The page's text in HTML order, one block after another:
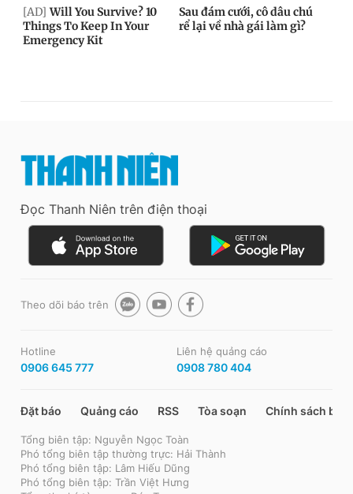
Đọc Thanh Niên trên điện thoại
Theo dõi báo trên
Hotline
0906 645 777
Liên hệ quảng cáo
0908 780 404
Đặt báo Quảng cáo RSS Tòa soạn Chính sách bảo
Tổng biên tập: Nguyễn Ngọc Toàn
Phó tổng biên tập thường trực: Hải Thành
Phó tổng biên tập: Lâm Hiếu Dũng
Phó tổng biên tập: Trần Việt Hưng